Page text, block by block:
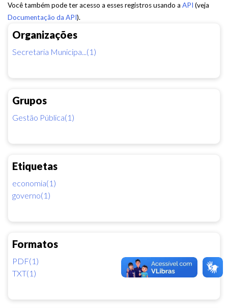
Organizações
Secretaria Municipa...(1)
Grupos
Gestão Pública(1)
Etiquetas
economia(1)
governo(1)
Formatos
PDF(1)
TXT(1)
Você também pode ter acesso a esses registros usando a API (veja
Documentação da API).